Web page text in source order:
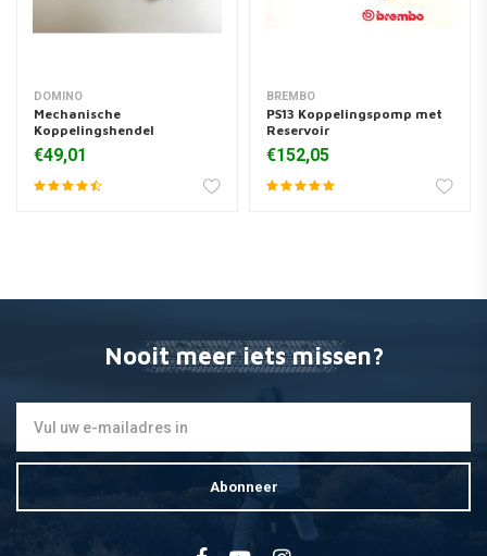
DOMINO
Mechanische
Koppelingshendel
€49,01
BREMBO
PS13 Koppelingspomp met
Reservoir
€152,05
Nooit meer iets missen?
Abonneer